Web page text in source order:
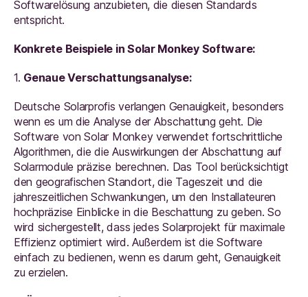
Softwarelösung anzubieten, die diesen Standards
entspricht.
Konkrete Beispiele in Solar Monkey Software:
1. Genaue Verschattungsanalyse:
Deutsche Solarprofis verlangen Genauigkeit, besonders
wenn es um die Analyse der Abschattung geht. Die
Software von Solar Monkey verwendet fortschrittliche
Algorithmen, die die Auswirkungen der Abschattung auf
Solarmodule präzise berechnen. Das Tool berücksichtigt
den geografischen Standort, die Tageszeit und die
jahreszeitlichen Schwankungen, um den Installateuren
hochpräzise Einblicke in die Beschattung zu geben. So
wird sichergestellt, dass jedes Solarprojekt für maximale
Effizienz optimiert wird. Außerdem ist die Software
einfach zu bedienen, wenn es darum geht, Genauigkeit
zu erzielen.